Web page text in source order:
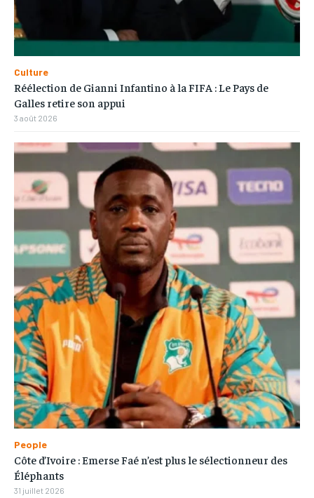
Culture
Réélection de Gianni Infantino à la FIFA : Le Pays de
Galles retire son appui
3 août 2026
People
Côte d’Ivoire : Emerse Faé n’est plus le sélectionneur des
Éléphants
31 juillet 2026